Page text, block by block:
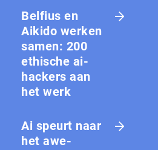
Belfius en
Aikido werken
samen: 200
ethische ai-
hackers aan
het werk
Ai speurt naar
het awe-